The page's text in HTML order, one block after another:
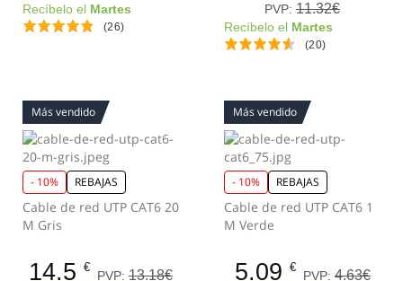
Recíbelo el Martes
(26)
PVP: 11.32€
Recíbelo el Martes
(20)
Más vendido
- 10% REBAJAS
Cable de red UTP CAT6 20
M Gris
14.5 €
PVP: 13.18€
Más vendido
- 10% REBAJAS
Cable de red UTP CAT6 1
M Verde
5.09 €
PVP: 4.63€